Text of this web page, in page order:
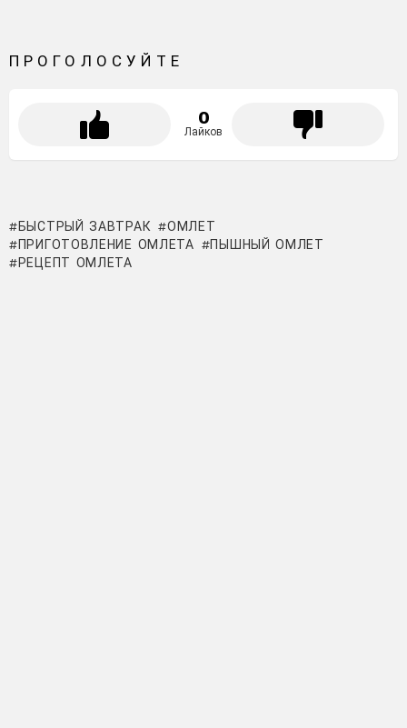
ПРОГОЛОСУЙТЕ
0
Лайков
БЫСТРЫЙ ЗАВТРАК
ОМЛЕТ
ПРИГОТОВЛЕНИЕ ОМЛЕТА
ПЫШНЫЙ ОМЛЕТ
РЕЦЕПТ ОМЛЕТА